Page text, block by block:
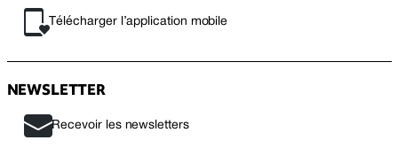
Télécharger l’application mobile
NEWSLETTER
Recevoir les newsletters